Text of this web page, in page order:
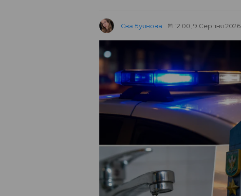
Єва Буянова 12:00, 9 Серпня 2026